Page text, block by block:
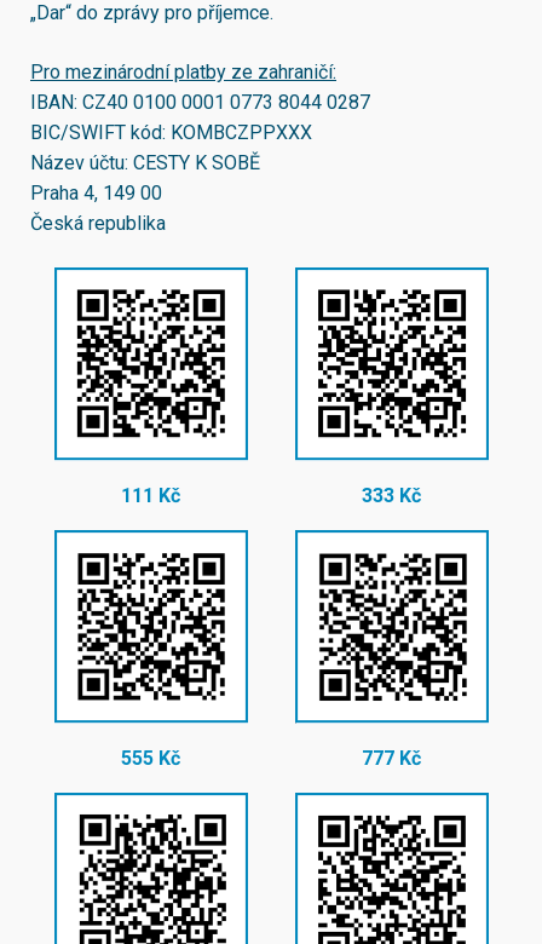
„Dar“ do zprávy pro příjemce.
Pro mezinárodní platby ze zahraničí:
IBAN: CZ40 0100 0001 0773 8044 0287
BIC/SWIFT kód: KOMBCZPPXXX
Název účtu: CESTY K SOBĚ
Praha 4, 149 00
Česká republika
111 Kč 333 Kč
555 Kč 777 Kč